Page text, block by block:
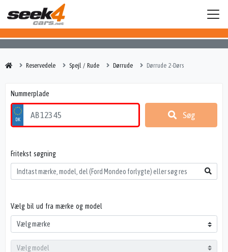
Reservedele Spejl / Rude Dørrude Dørrude 2-Dørs
Nummerplade
Søg
Fritekst søgning
Vælg bil ud fra mærke og model